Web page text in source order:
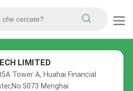
LIMITED
Tower A, Huahai Financial
Menghai